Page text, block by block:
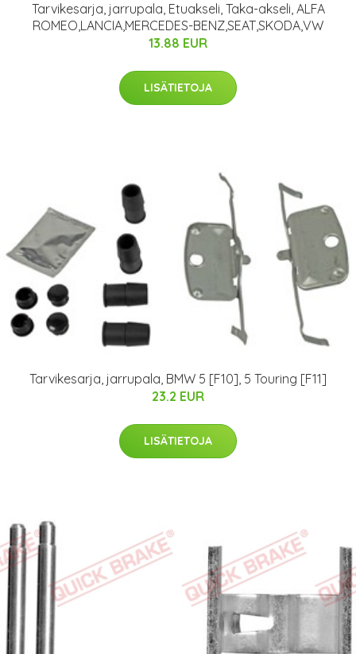
Tarvikesarja, jarrupala, Etuakseli, Taka-akseli, ALFA
ROMEO,LANCIA,MERCEDES-BENZ,SEAT,SKODA,VW
13.88 EUR
LISÄTIETOJA
Tarvikesarja, jarrupala, BMW 5 [F10], 5 Touring [F11]
23.2 EUR
LISÄTIETOJA